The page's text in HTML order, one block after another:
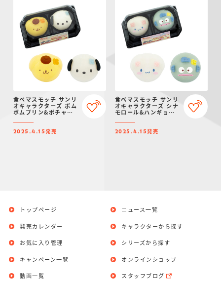
食べマスモッチ サンリ
オキャラクターズ ポム
ポムプリン&ポチャッ
2025.4.15発売
食べマスモッチ サンリ
オキャラクターズ シナ
モロール&ハンギョド
2025.4.15発売
トップページ
発売カレンダー
お気に入り管理
ニュース一覧
キャラクターから探す
シリーズから探す
キャンペーン一覧
動画一覧
オンラインショップ
スタッフブログ